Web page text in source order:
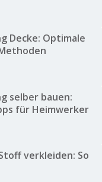
Decke: Optimale
selber bauen:
für Heimwerker
verkleiden: So